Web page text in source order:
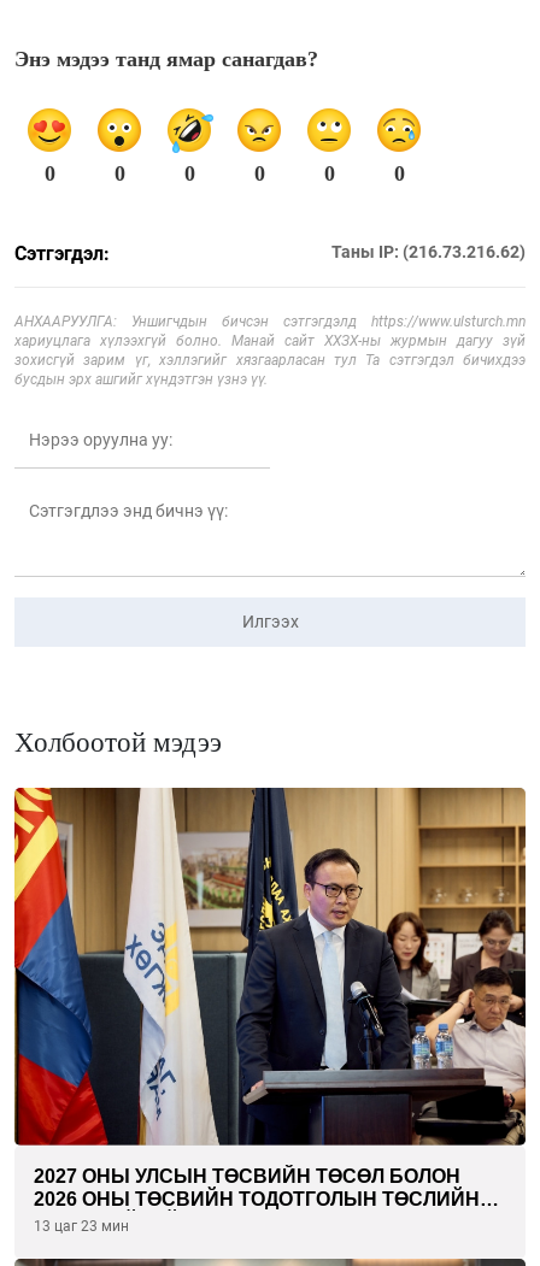
Энэ мэдээ танд ямар санагдав?
0 0 0 0 0 0
Сэтгэгдэл: Таны IP: (216.73.216.62)
АНХААРУУЛГА: Уншигчдын бичсэн сэтгэгдэлд https://www.ulsturch.mn
хариуцлага хүлээхгүй болно. Манай сайт ХХЗХ-ны журмын дагуу зүй
зохисгүй зарим үг, хэллэгийг хязгаарласан тул Та сэтгэгдэл бичихдээ
бусдын эрх ашгийг хүндэтгэн үзнэ үү.
Илгээх
Холбоотой мэдээ
2027 ОНЫ УЛСЫН ТӨСВИЙН ТӨСӨЛ БОЛОН
2026 ОНЫ ТӨСВИЙН ТОДОТГОЛЫН ТӨСЛИЙН
ОЛОН НИЙТИЙН ХЭЛЭЛЦҮҮЛЭГ БОЛЛОО
13 цаг 23 мин